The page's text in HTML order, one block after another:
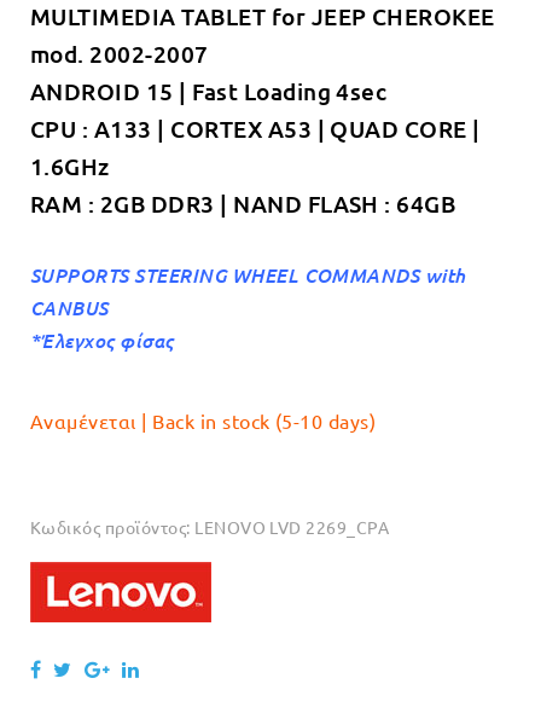
was:
€249.00.
τιμή
€219.00.
MULTIMEDIA TABLET for JEEP CHEROKEE
mod. 2002-2007
ANDROID 15 | Fast Loading 4sec
CPU : A133 | CORTEX A53 | QUAD CORE |
1.6GHz
RAM : 2GB DDR3 | NAND FLASH : 64GB
SUPPORTS STEERING WHEEL COMMANDS with
CANBUS
*Έλεγχος φίσας
Αναμένεται | Back in stock (5-10 days)
Κωδικός προϊόντος: LENOVO LVD 2269_CPA